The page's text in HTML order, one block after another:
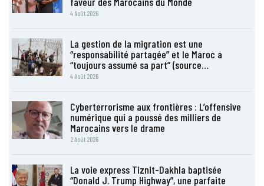
4 Août 2026
La gestion de la migration est une
“responsabilité partagée” et le Maroc a
“toujours assumé sa part” (source…
4 Août 2026
Cyberterrorisme aux frontières : L’offensive
numérique qui a poussé des milliers de
Marocains vers le drame
2 Août 2026
La voie express Tiznit-Dakhla baptisée
“Donald J. Trump Highway”, une parfaite